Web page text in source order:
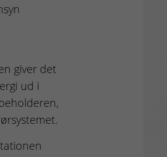
giver det
ud i